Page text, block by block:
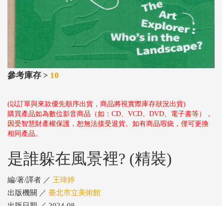
參考庫存 > 10
(以訂單與來款優先順序出貨，商品將視實際庫存狀況出貨)
購買產品如為數位影音商品（如：CD、VCD、DVD、電子書等），
因受智慧財產權保護，恕無法接受退貨。如有商品瑕疵，僅可更換
相同產品。
是誰躲在風景裡? (精裝)
編/著/譯者 ／ 王瑋婷
出版機關 ／ 臺北市立美術館